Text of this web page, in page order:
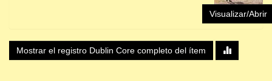
Visualizar/Abrir
Mostrar el registro Dublin Core completo del ítem